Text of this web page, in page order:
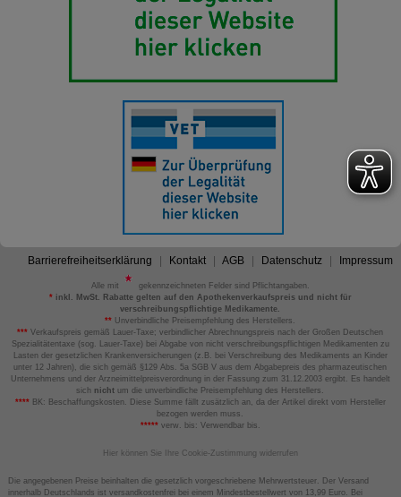
Barrierefreiheitserklärung Kontakt AGB Datenschutz Impressum
Alle mit
gekennzeichneten Felder sind Pflichtangaben.
*inkl. MwSt. Rabatte gelten auf den Apothekenverkaufspreis und nicht für
verschreibungspflichtige Medikamente.
** Unverbindliche Preisempfehlung des Herstellers.
*** Verkaufspreis gemäß Lauer-Taxe; verbindlicher Abrechnungspreis nach der Großen Deutschen
Spezialitätentaxe (sog. Lauer-Taxe) bei Abgabe von nicht verschreibungspflichtigen Medikamenten zu
Lasten der gesetzlichen Krankenversicherungen (z.B. bei Verschreibung des Medikaments an Kinder
unter 12 Jahren), die sich gemäß §129 Abs. 5a SGB V aus dem Abgabepreis des pharmazeutischen
Unternehmens und der Arzneimittelpreisverordnung in der Fassung zum 31.12.2003 ergibt. Es handelt
sich nicht um die unverbindliche Preisempfehlung des Herstellers.
****BK: Beschaffungskosten. Diese Summe fällt zusätzlich an, da der Artikel direkt vom Hersteller
bezogen werden muss.
*****verw. bis: Verwendbar bis.
Hier können Sie Ihre Cookie-Zustimmung widerrufen
Die angegebenen Preise beinhalten die gesetzlich vorgeschriebene Mehrwertsteuer. Der Versand
innerhalb Deutschlands ist versandkostenfrei bei einem Mindestbestellwert von 13,99 Euro. Bei